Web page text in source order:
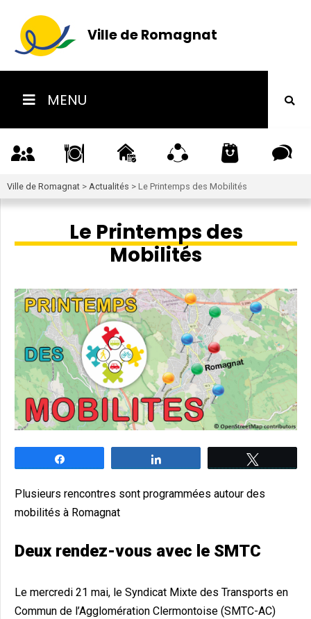
Ville de Romagnat
MENU
Ville de Romagnat > Actualités > Le Printemps des Mobilités
Le Printemps des
Mobilités
Plusieurs rencontres sont programmées autour des
mobilités à Romagnat
Deux rendez-vous avec le SMTC
Le mercredi 21 mai, le Syndicat Mixte des Transports en
Commun de l’Agglomération Clermontoise (SMTC-AC)